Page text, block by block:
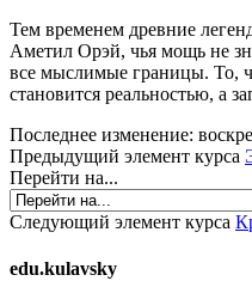
Тем временем древние
Аметил Орэй, чья мощь не
все мыслимые границы. То,
становится реальностью, а
Последнее изменение:
Предыдущий элемент курса
Перейти на...
Следующий элемент курса
edu.kulavsky